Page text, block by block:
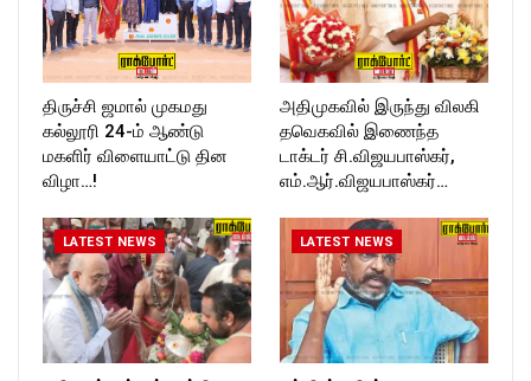
திருச்சி ஜமால் முகமது
கல்லூரி 24-ம் ஆண்டு
மகளிர் விளையாட்டு தின
விழா…!
அதிமுகவில் இருந்து விலகி
தவெகவில் இணைந்த
டாக்டர் சி.விஜயபாஸ்கர்,
எம்.ஆர்.விஜயபாஸ்கர்…
LATEST NEWS LATEST NEWS